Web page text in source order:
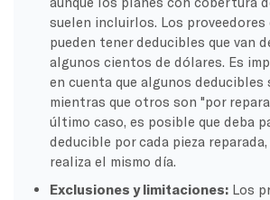
suelen incluirlos. Los proveedores
pueden tener deducibles que van
algunos cientos de dólares. Es
en cuenta que algunos deducibles
mientras que otros son "por
último caso, es posible que deba
deducible por cada pieza
realiza el mismo día.
Exclusiones y limitaciones: Los